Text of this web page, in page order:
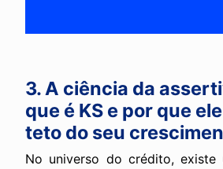
3. A ciência da
que é KS e por que
teto do seu
No universo do crédito, existe